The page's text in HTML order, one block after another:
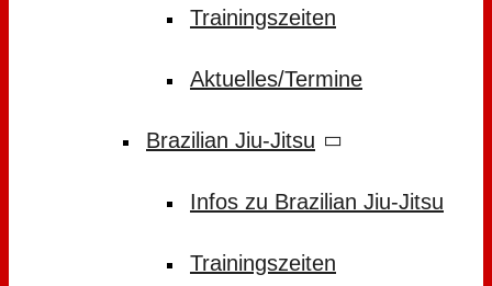
Trainingszeiten
Aktuelles/Termine
Brazilian Jiu-Jitsu
Infos zu Brazilian Jiu-Jitsu
Trainingszeiten